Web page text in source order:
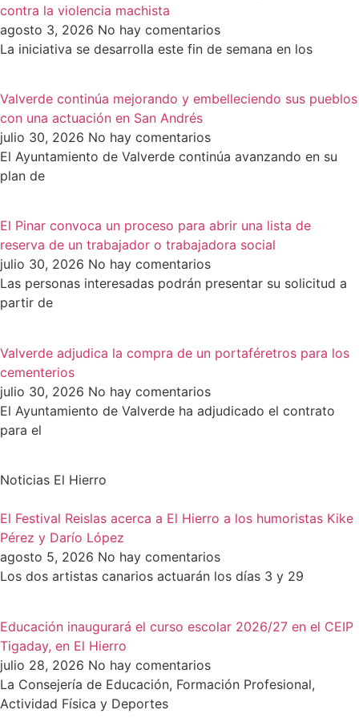
contra la violencia machista
agosto 3, 2026 No hay comentarios
La iniciativa se desarrolla este fin de semana en los
Valverde continúa mejorando y embelleciendo sus pueblos
con una actuación en San Andrés
julio 30, 2026 No hay comentarios
El Ayuntamiento de Valverde continúa avanzando en su
plan de
El Pinar convoca un proceso para abrir una lista de
reserva de un trabajador o trabajadora social
julio 30, 2026 No hay comentarios
Las personas interesadas podrán presentar su solicitud a
partir de
Valverde adjudica la compra de un portaféretros para los
cementerios
julio 30, 2026 No hay comentarios
El Ayuntamiento de Valverde ha adjudicado el contrato
para el
Noticias El Hierro
El Festival Reislas acerca a El Hierro a los humoristas Kike
Pérez y Darío López
agosto 5, 2026 No hay comentarios
Los dos artistas canarios actuarán los días 3 y 29
Educación inaugurará el curso escolar 2026/27 en el CEIP
Tigaday, en El Hierro
julio 28, 2026 No hay comentarios
La Consejería de Educación, Formación Profesional,
Actividad Física y Deportes